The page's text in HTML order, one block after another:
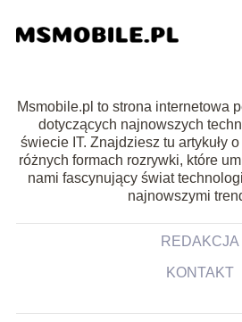
Msmobile.pl to strona internetowa
dotyczących najnowszych
świecie IT. Znajdziesz tu artykuły
różnych formach rozrywki, które
nami fascynujący świat
najnowszymi
REDAKCJA
KONTAKT